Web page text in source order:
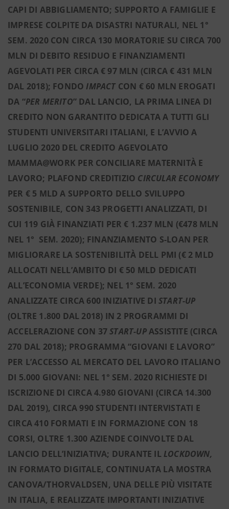
CAPI DI ABBIGLIAMENTO; SUPPORTO A FAMIGLIE E
IMPRESE COLPITE DA DISASTRI NATURALI, NEL 1°
SEM. 2020 CON CIRCA 130 MORATORIE SU CIRCA 700
MLN DI DEBITO RESIDUO E FINANZIAMENTI
AGEVOLATI PER CIRCA € 97 MLN (CIRCA € 431 MLN
DAL 2018); FONDO IMPACT CON € 60 MLN EROGATI
DA “PER MERITO” DAL LANCIO, LA PRIMA LINEA DI
CREDITO NON GARANTITO DEDICATA A TUTTI GLI
STUDENTI UNIVERSITARI ITALIANI, E L’AVVIO A
LUGLIO 2020 DEL CREDITO AGEVOLATO
MAMMA@WORK PER CONCILIARE MATERNITÀ E
LAVORO; PLAFOND CREDITIZIO CIRCULAR ECONOMY
PER € 5 MLD A SUPPORTO DELLO SVILUPPO
SOSTENIBILE, CON 343 PROGETTI ANALIZZATI, DI
CUI 119 GIÀ FINANZIATI PER € 1.237 MLN (€478 MLN
NEL 1° SEM. 2020); FINANZIAMENTO S-LOAN PER
MIGLIORARE LA SOSTENIBILITÀ DELL PMI (€ 2 MLD
ALLOCATI NELL’AMBITO DI € 50 MLD DEDICATI
ALL’ECONOMIA VERDE); NEL 1° SEM. 2020
ANALIZZATE CIRCA 600 INIZIATIVE DI START-UP
(OLTRE 1.800 DAL 2018) IN 2 PROGRAMMI DI
ACCELERAZIONE CON 37START-UPASSISTITE (CIRCA
270 DAL 2018); PROGRAMMA “GIOVANI E LAVORO”
PER L’ACCESSO AL MERCATO DEL LAVORO ITALIANO
DI 5.000 GIOVANI: NEL 1° SEM. 2020 RICHIESTE DI
ISCRIZIONE DI CIRCA 4.980 GIOVANI (CIRCA 14.300
DAL 2019), CIRCA 990 STUDENTI INTERVISTATI E
CIRCA 410 FORMATI E IN FORMAZIONE CON 18
CORSI, OLTRE 1.300 AZIENDE COINVOLTE DAL
LANCIO DELL’INIZIATIVA; DURANTE IL LOCKDOWN,
IN FORMATO DIGITALE, CONTINUATA LA MOSTRA
CANOVA/THORVALDSEN, UNA DELLE PIÙ VISITATE
IN ITALIA, E REALIZZATE IMPORTANTI INIZIATIVE